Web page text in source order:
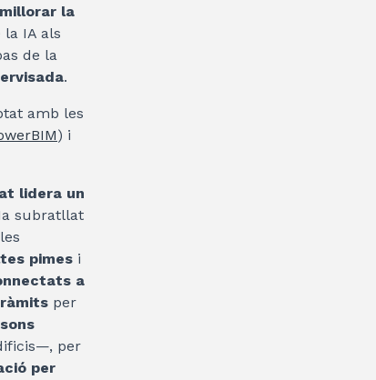
la
IA als
de la
.
amb les
) i
lidera un
subratllat
pimes i
a
per
per
per